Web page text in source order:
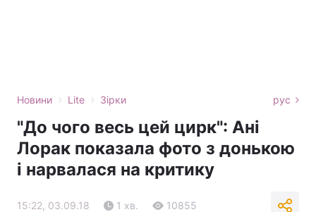
Новини › Lite › Зірки рус
"До чого весь цей цирк": Ані
Лорак показала фото з донькою
і нарвалася на критику
15:22, 03.09.18 1 хв. 10855